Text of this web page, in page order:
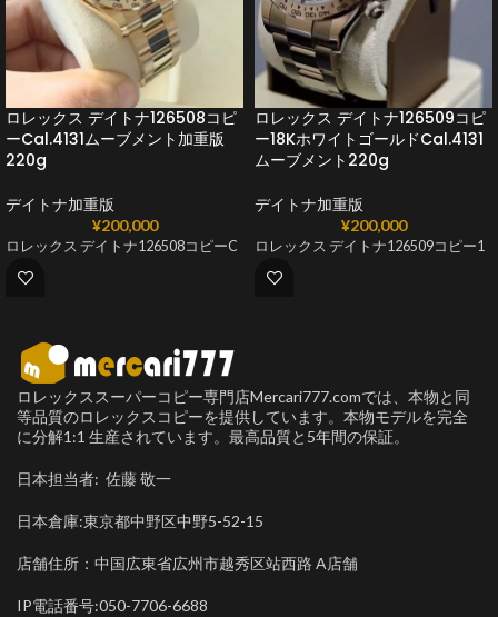
ロレックス デイトナ126508コピ
ーCal.4131ムーブメント加重版
220g
デイトナ加重版
¥200,000
ロレックス デイトナ126508コピーC
ロレックス デイトナ126509コピ
ー18KホワイトゴールドCal.4131
ムーブメント220g
デイトナ加重版
¥200,000
ロレックス デイトナ126509コピー1
ロレックススーパーコピー専門店Mercari777.comでは、本物と同
等品質のロレックスコピーを提供しています。本物モデルを完全
に分解1:1 生産されています。最高品質と5年間の保証。
日本担当者: 佐藤 敬一
日本倉庫:東京都中野区中野5-52-15
店舗住所：中国広東省広州市越秀区站西路 A店舗
IP電話番号:050-7706-6688